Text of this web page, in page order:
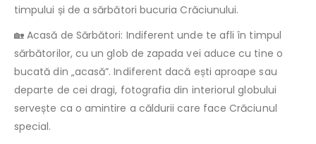
timpului și de a sărbători bucuria Crăciunului.
🏡 Acasă de Sărbători: Indiferent unde te afli în timpul
sărbătorilor, cu un glob de zapada vei aduce cu tine o
bucată din „acasă”. Indiferent dacă ești aproape sau
departe de cei dragi, fotografia din interiorul globului
servește ca o amintire a căldurii care face Crăciunul
special.